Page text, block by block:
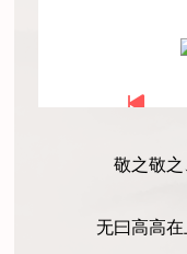
敬之敬之
无曰高高在